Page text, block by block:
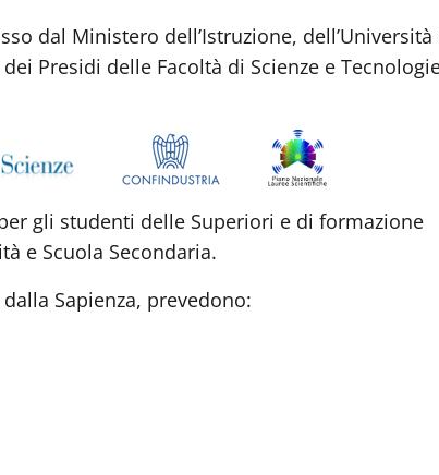
dal Ministero dell’Istruzione, dell’Università
Presidi delle Facoltà di Scienze e
gli studenti delle Superiori e di formazione
e Scuola Secondaria.
Sapienza, prevedono: